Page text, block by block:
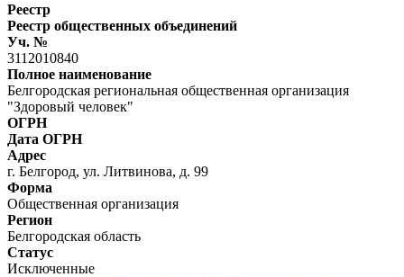
Реестр
Реестр общественных объединений
Уч. №
3112010840
Полное наименование
Белгородская региональная общественная организация
"Здоровый человек"
ОГРН
Дата ОГРН
Адрес
г. Белгород, ул. Литвинова, д. 99
Форма
Общественная организация
Регион
Белгородская область
Статус
Исключенные